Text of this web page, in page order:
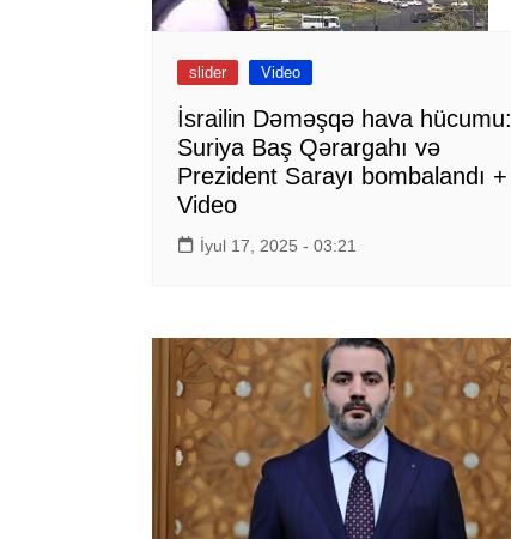
slider Video
İsrailin Dəməşqə hava hücumu:
Suriya Baş Qərargahı və
Prezident Sarayı bombalandı +
Video
İyul 17, 2025 - 03:21